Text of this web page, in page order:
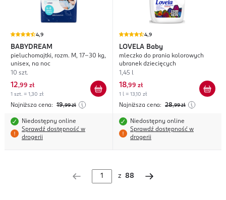
4,9
BABYDREAM
pieluchomajtki, rozm. M, 17-30 kg,
unisex, na noc
10 szt.
12,99 zł
1 szt. = 1,30 zł
Najniższa cena: 19,99 zł
Niedostępny online
Sprawdź dostępność w
drogerii
4,9
LOVELA Baby
mleczko do prania kolorowych
ubranek dziecięcych
1,45 l
18,99 zł
1 l = 13,10 zł
Najniższa cena: 28,99 zł
Niedostępny online
Sprawdź dostępność w
drogerii
z 88